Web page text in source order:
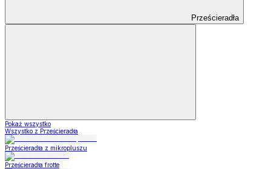
Prześcieradła
Pokaż wszystko
Wszystko z Prześcieradła
Prześcieradła z mikropluszu
Prześcieradła frotte